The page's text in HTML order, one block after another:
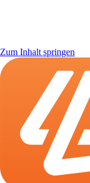
Zum Inhalt springen